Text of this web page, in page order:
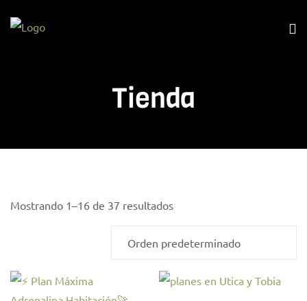
Tienda
Mostrando 1–16 de 37 resultados